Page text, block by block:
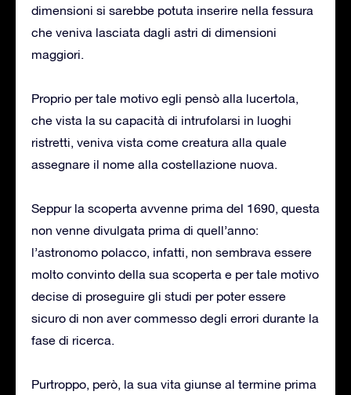
dimensioni si sarebbe potuta inserire nella fessura
che veniva lasciata dagli astri di dimensioni
maggiori.
Proprio per tale motivo egli pensò alla lucertola,
che vista la su capacità di intrufolarsi in luoghi
ristretti, veniva vista come creatura alla quale
assegnare il nome alla costellazione nuova.
Seppur la scoperta avvenne prima del 1690, questa
non venne divulgata prima di quell’anno:
l’astronomo polacco, infatti, non sembrava essere
molto convinto della sua scoperta e per tale motivo
decise di proseguire gli studi per poter essere
sicuro di non aver commesso degli errori durante la
fase di ricerca.
Purtroppo, però, la sua vita giunse al termine prima